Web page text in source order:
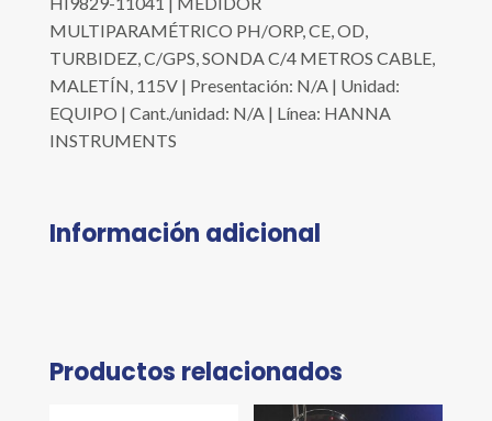
MULTIPARAMÉTRICO PH/ORP, CE, OD,
TURBIDEZ, C/GPS, SONDA C/4 METROS CABLE,
MALETÍN, 115V | Presentación: N/A | Unidad:
EQUIPO | Cant./unidad: N/A | Línea: HANNA
INSTRUMENTS
Información adicional
Productos relacionados